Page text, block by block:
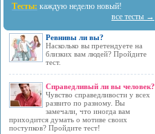
Тесты: каждую неделю новый!
все тесты →
Ревнивы ли вы?
Насколько вы претендуете на
близких вам людей? Пройдите
тест.
Справедливый ли вы человек?
Чувство справедливости у всех
развито по разному. Вы
замечали, что иногда вам
приходится думать о мотиве своих
поступков? Пройдите тест!